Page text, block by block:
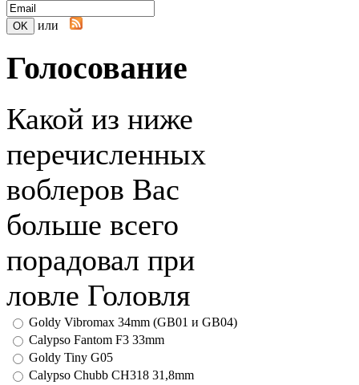
или
Голосование
Какой из ниже
перечисленных
воблеров Вас
больше всего
порадовал при
ловле Головля
Goldy Vibromax 34mm (GB01 и GB04)
Calypso Fantom F3 33mm
Goldy Tiny G05
Calypso Chubb CH318 31,8mm